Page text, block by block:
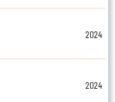
2024
2024